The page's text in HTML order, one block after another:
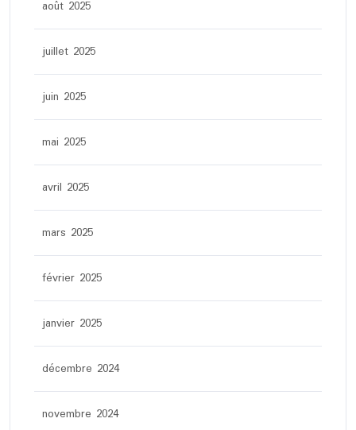
août 2025
juillet 2025
juin 2025
mai 2025
avril 2025
mars 2025
février 2025
janvier 2025
décembre 2024
novembre 2024